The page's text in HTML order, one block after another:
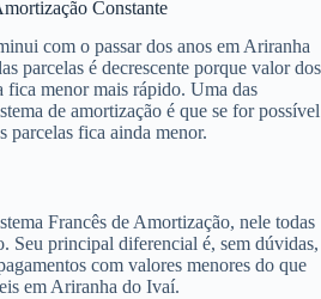
Constante
com o passar dos anos em Ariranha
parcelas é decrescente porque valor dos
menor mais rápido. Uma das
de amortização é que se for possível
parcelas fica ainda menor.
Francês de Amortização, nele todas
Seu principal diferencial é, sem dúvidas,
com valores menores do que
em Ariranha do Ivaí.